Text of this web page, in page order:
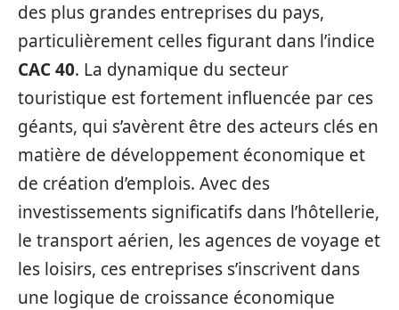
des plus grandes entreprises du pays,
particulièrement celles figurant dans l’indice
CAC 40. La dynamique du secteur
touristique est fortement influencée par ces
géants, qui s’avèrent être des acteurs clés en
matière de développement économique et
de création d’emplois. Avec des
investissements significatifs dans l’hôtellerie,
le transport aérien, les agences de voyage et
les loisirs, ces entreprises s’inscrivent dans
une logique de croissance économique